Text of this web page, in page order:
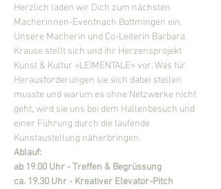
Herzlich laden wir Dich zum nächsten
Macherinnen-Eventnach Bottmingen ein.
Unsere Macherin und Co-Leiterin Barbara
Krause stellt sich und ihr Herzensprojekt
Kunst & Kultur «LEIMENTALE» vor. Was für
Herausforderungen sie sich dabei stellen
musste und warum es ohne Netzwerke nicht
geht, wird sie uns bei dem Hallenbesuch und
einer Führung durch die laufende
Kunstaustellung näherbringen.
Ablauf:
ab 19.00 Uhr - Treffen & Begrüssung
ca. 19.30 Uhr - Kreativer Elevator-Pitch